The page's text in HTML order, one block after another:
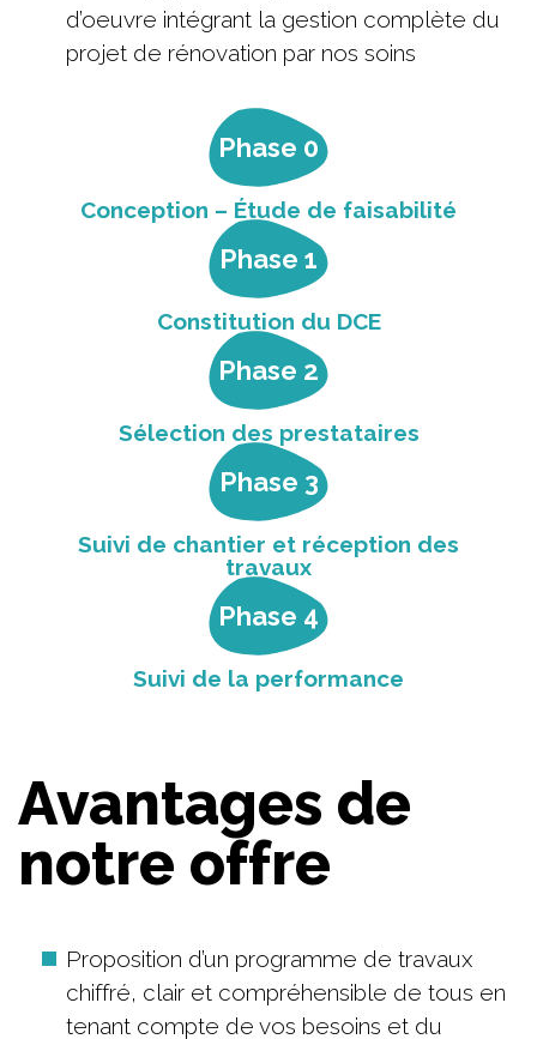
d’oeuvre intégrant la gestion complète du
projet de rénovation par nos soins
Phase 0
Conception – Étude de faisabilité
Phase 1
Constitution du DCE
Phase 2
Sélection des prestataires
Phase 3
Suivi de chantier et réception des
travaux
Phase 4
Suivi de la performance
Avantages de
notre offre
Proposition d’un programme de travaux
chiffré, clair et compréhensible de tous en
tenant compte de vos besoins et du